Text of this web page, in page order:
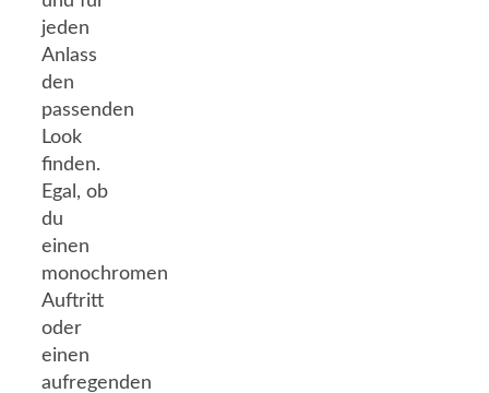
jeden
Anlass
den
passenden
Look
finden.
Egal, ob
du
einen
monochromen
Auftritt
oder
einen
aufregenden